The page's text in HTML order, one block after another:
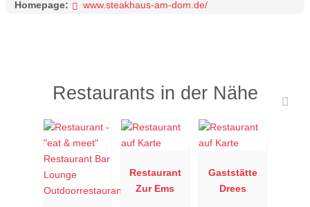
Homepage: www.steakhaus-am-dom.de/
Restaurants in der Nähe
Restaurant
Zur Ems
Gaststätte
Drees